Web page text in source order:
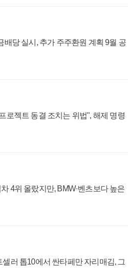
배당 실시, 추가 주주환원 계획 9월 공
로젝트 동결 조치는 위법", 해제 명령
4위 올랐지만, BMW·벤츠보다 높은
러 톱10에서 싼타페만 자리매김, 그